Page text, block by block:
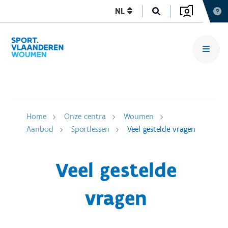
NL
Home Onze centra
Woumen
Aanbod
Sportlessen Veel gestelde vragen
Veel gestelde
vragen